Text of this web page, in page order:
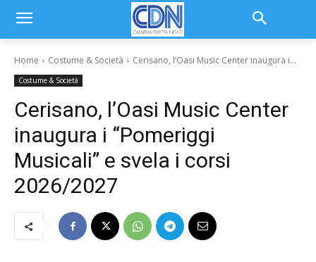
Home Costume & Società Cerisano, l’Oasi Music Center inaugura i...
Costume & Società
Cerisano, l’Oasi Music Center
inaugura i “Pomeriggi
Musicali” e svela i corsi
2026/2027